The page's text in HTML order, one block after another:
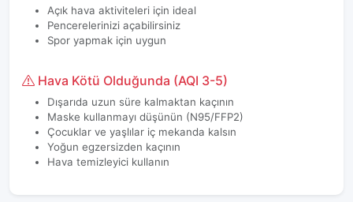
Açık hava aktiviteleri için ideal
Pencerelerinizi açabilirsiniz
Spor yapmak için uygun
Hava Kötü Olduğunda (AQI 3-5)
Dışarıda uzun süre kalmaktan kaçının
Maske kullanmayı düşünün (N95/FFP2)
Çocuklar ve yaşlılar iç mekanda kalsın
Yoğun egzersizden kaçının
Hava temizleyici kullanın